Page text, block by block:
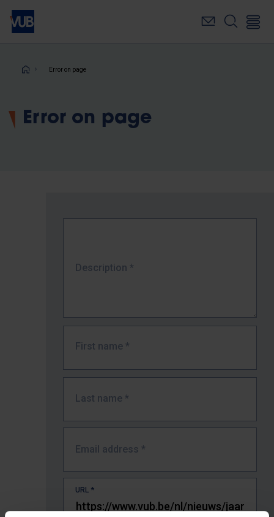
Skip
main
Breadcrumb
Error on page
Error on page
Description *
First name *
Last name *
Email address *
URL *